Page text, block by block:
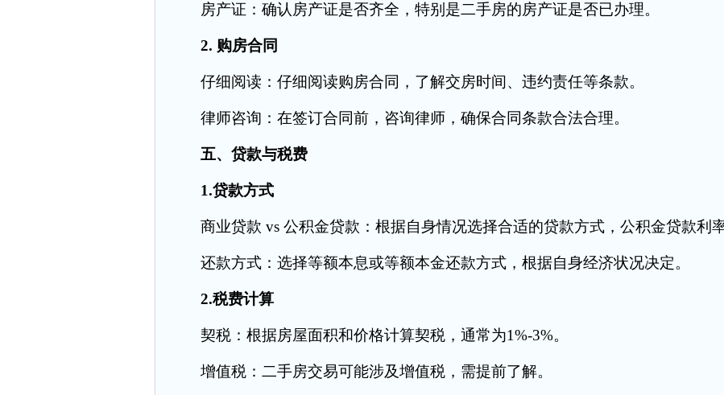
房产证：确认房产证是否齐全，特别是二手房的房产证是否已办理。
2. 购房合同
仔细阅读：仔细阅读购房合同，了解交房时间、违约责任等条款。
律师咨询：在签订合同前，咨询律师，确保合同条款合法合理。
五、贷款与税费
1.贷款方式
商业贷款 vs 公积金贷款：根据自身情况选择合适的贷款方式，公积金贷款利率
还款方式：选择等额本息或等额本金还款方式，根据自身经济状况决定。
2.税费计算
契税：根据房屋面积和价格计算契税，通常为1%-3%。
增值税：二手房交易可能涉及增值税，需提前了解。